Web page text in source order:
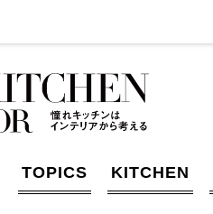
TOPICS KITCHEN